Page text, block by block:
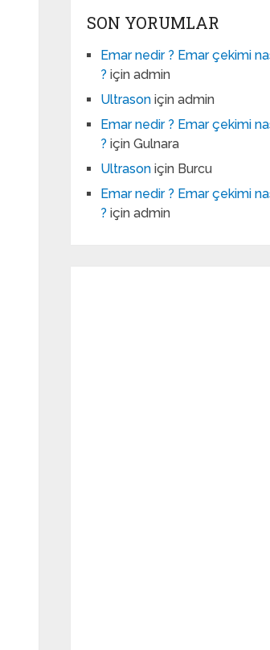
SON YORUMLAR
Emar nedir ? Emar çekimi
? içinadmin
Ultrason içinadmin
Emar nedir ? Emar çekimi
? içinGulnara
Ultrason için Burcu
Emar nedir ? Emar çekimi
? içinadmin